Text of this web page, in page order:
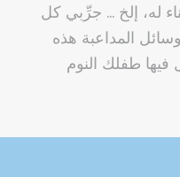
له، إلخ … جرِّبي كل
المداعبة هذه
فيها طفلك النوم